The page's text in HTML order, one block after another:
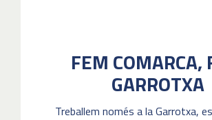
FEM COMARCA,
GARROTXA
Treballem només a la Garrotxa,